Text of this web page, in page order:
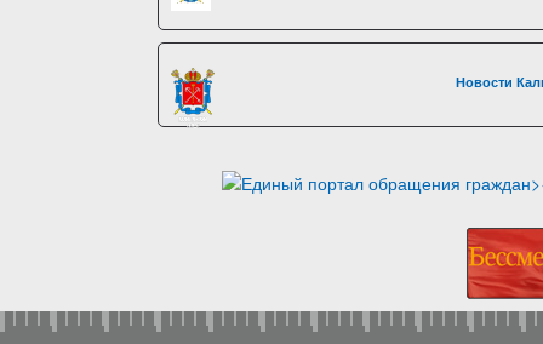
Новости